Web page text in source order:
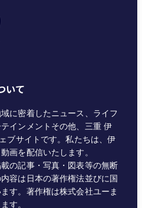
いて
に密着したニュース、ライフ
インメントその他、三重 伊
ブサイトです。私たちは、伊
画を配信いたします。
の記事・写真・図表等の無断
容は日本の著作権法並びに国
す。著作権は株式会社ユーま
す。